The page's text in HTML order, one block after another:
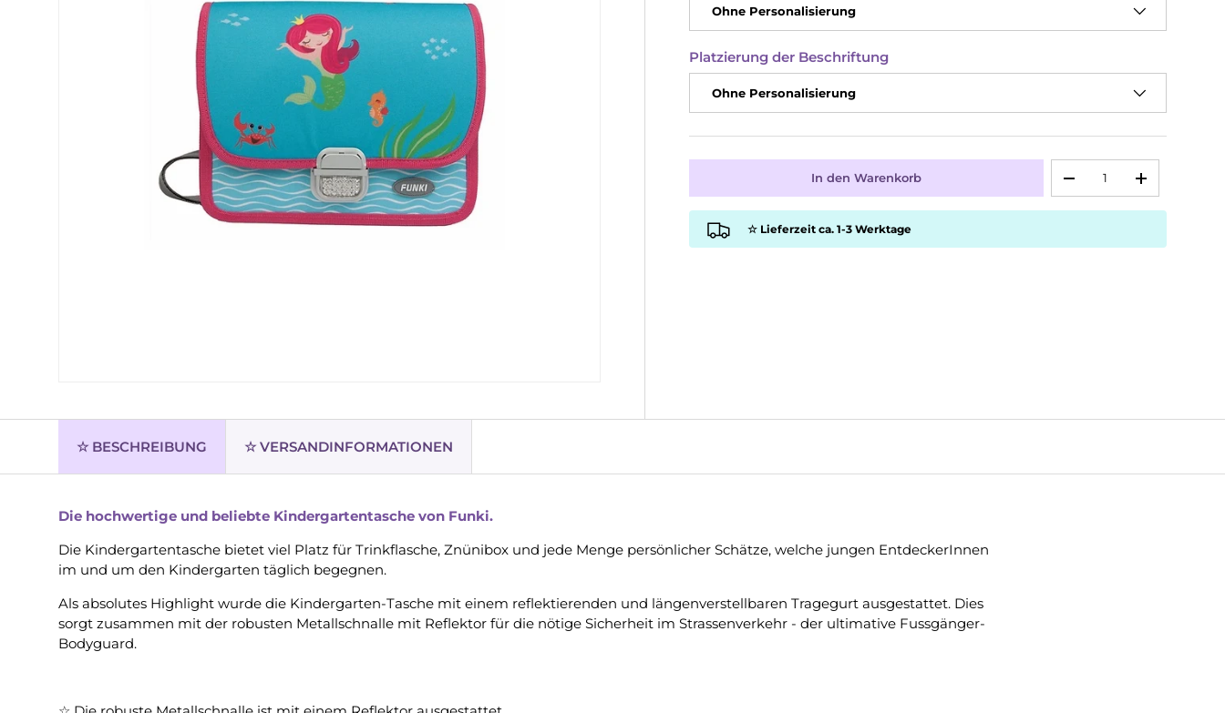
Ohne Personalisierung
Platzierung der Beschriftung
Ohne Personalisierung
-
+
In den Warenkorb
☆ Lieferzeit ca. 1-3 Werktage
☆ BESCHREIBUNG ☆ VERSANDINFORMATIONEN
Die hochwertige und beliebte Kindergartentasche von Funki.
Die Kindergartentasche bietet viel Platz für Trinkflasche, Znünibox und jede Menge persönlicher Schätze, welche jungen EntdeckerInnen
im und um den Kindergarten täglich begegnen.
Als absolutes Highlight wurde die Kindergarten-Tasche mit einem reflektierenden und längenverstellbaren Tragegurt ausgestattet. Dies
sorgt zusammen mit der robusten Metallschnalle mit Reflektor für die nötige Sicherheit im Strassenverkehr - der ultimative Fussgänger-
Bodyguard.